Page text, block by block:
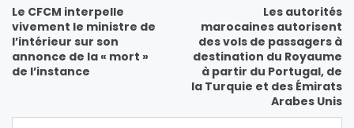
Le CFCM interpelle
vivement le ministre de
l’intérieur sur son
annonce de la « mort »
de l’instance
Les autorités
marocaines autorisent
des vols de passagers à
destination du Royaume
à partir du Portugal, de
la Turquie et des Émirats
Arabes Unis